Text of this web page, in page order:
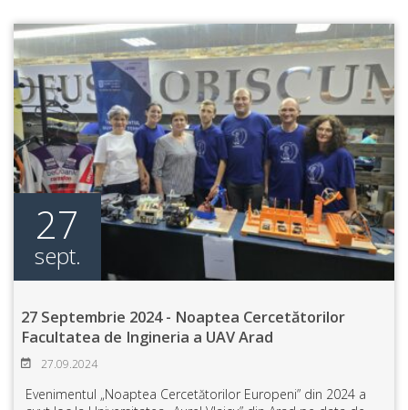
27
sept.
27 Septembrie 2024 - Noaptea Cercetătorilor
Facultatea de Ingineria a UAV Arad
27.09.2024
Evenimentul „Noaptea Cercetătorilor Europeni” din 2024 a